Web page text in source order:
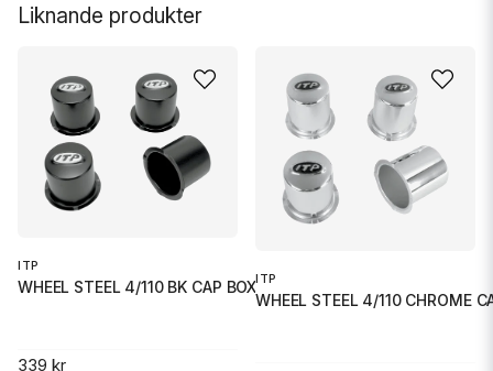
Liknande produkter
ITP
WHEEL STEEL 4/110 BK CAP BOX O
339 kr
ITP
WHEEL STEEL 4/110 CHROME